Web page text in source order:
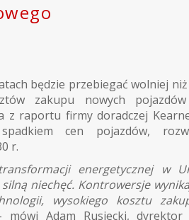
będzie przebiegać wolniej
zakupu nowych
z raportu firmy doradczej
cen pojazdów,
r.
energetycznej w
niechęć. Kontrowersje
wysokiego kosztu
Adam Rusiecki, dyrektor